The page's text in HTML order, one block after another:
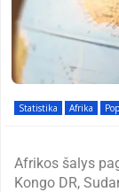
Statistika Afrika Pop
Afrikos šalys
Kongo DR,